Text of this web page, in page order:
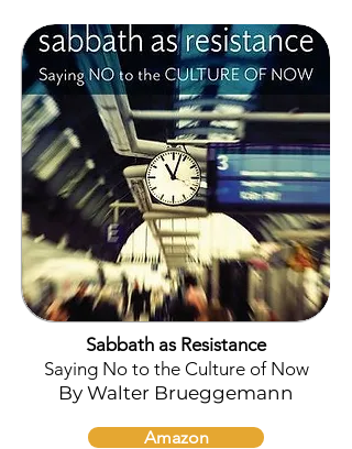
Sabbath as Resistance
Saying No to the Culture of Now
By Walter Brueggemann
Amazon